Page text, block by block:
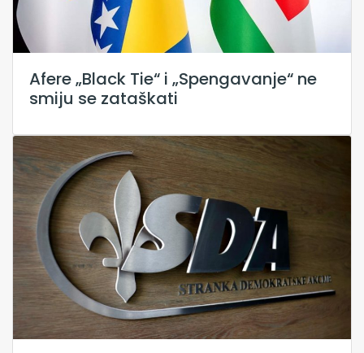
Afere „Black Tie“ i „Spengavanje“ ne
smiju se zataškati